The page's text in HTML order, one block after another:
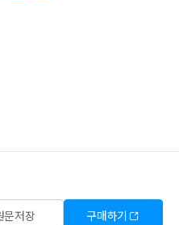
문저장 구매하기